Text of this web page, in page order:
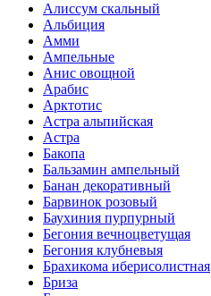
Алиссум скальный
Альбиция
Амми
Ампельные
Анис овощной
Арабис
Арктотис
Астра альпийская
Астра
Бакопа
Бальзамин ампельный
Банан декоративный
Барвинок розовый
Баухиния пурпурный
Бегония вечноцветущая
Бегония клубневыя
Брахикома иберисолистная
Бриза